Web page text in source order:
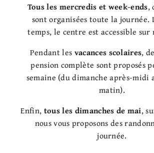
Tous les mercredis et week-ends,
sont organisées toute la journée.
temps, le centre est accessible
Pendant les vacances scolaires,
pension complète sont proposés
semaine (du dimanche après-midi
matin).
Enfin, tous les dimanches de mai,
nous vous proposons des
journée.